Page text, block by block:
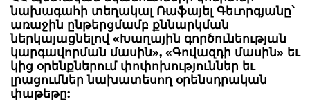
նախագահի տեղակալ Ռաֆայել Գեւորգյանը՝
առաջին ընթերցմամբ քննարկման
ներկայացնելով «Խաղային գործունեության
կարգավորման մասին», «Գովազդի մասին» եւ
կից օրենքներում փոփոխություններ եւ
լրացումներ նախատեսող օրենսդրական
փաթեթը: